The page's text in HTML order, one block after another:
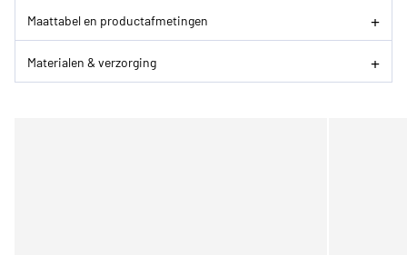
Maattabel en productafmetingen
Materialen & verzorging